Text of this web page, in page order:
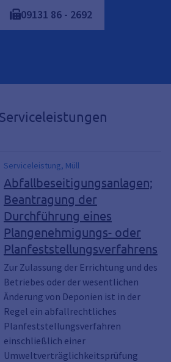
09131 86 - 2692
Serviceleistung, Müll
Abfallbeseitigungsanlagen;
Beantragung der
Durchführung eines
Plangenehmigungs- oder
Planfeststellungsverfahrens
Zur Zulassung der Errichtung und des
Betriebes oder der wesentlichen
Änderung von Deponien ist in der
Regel ein abfallrechtliches
Planfeststellungsverfahren
einschließlich einer
Umweltverträglichkeitsprüfung